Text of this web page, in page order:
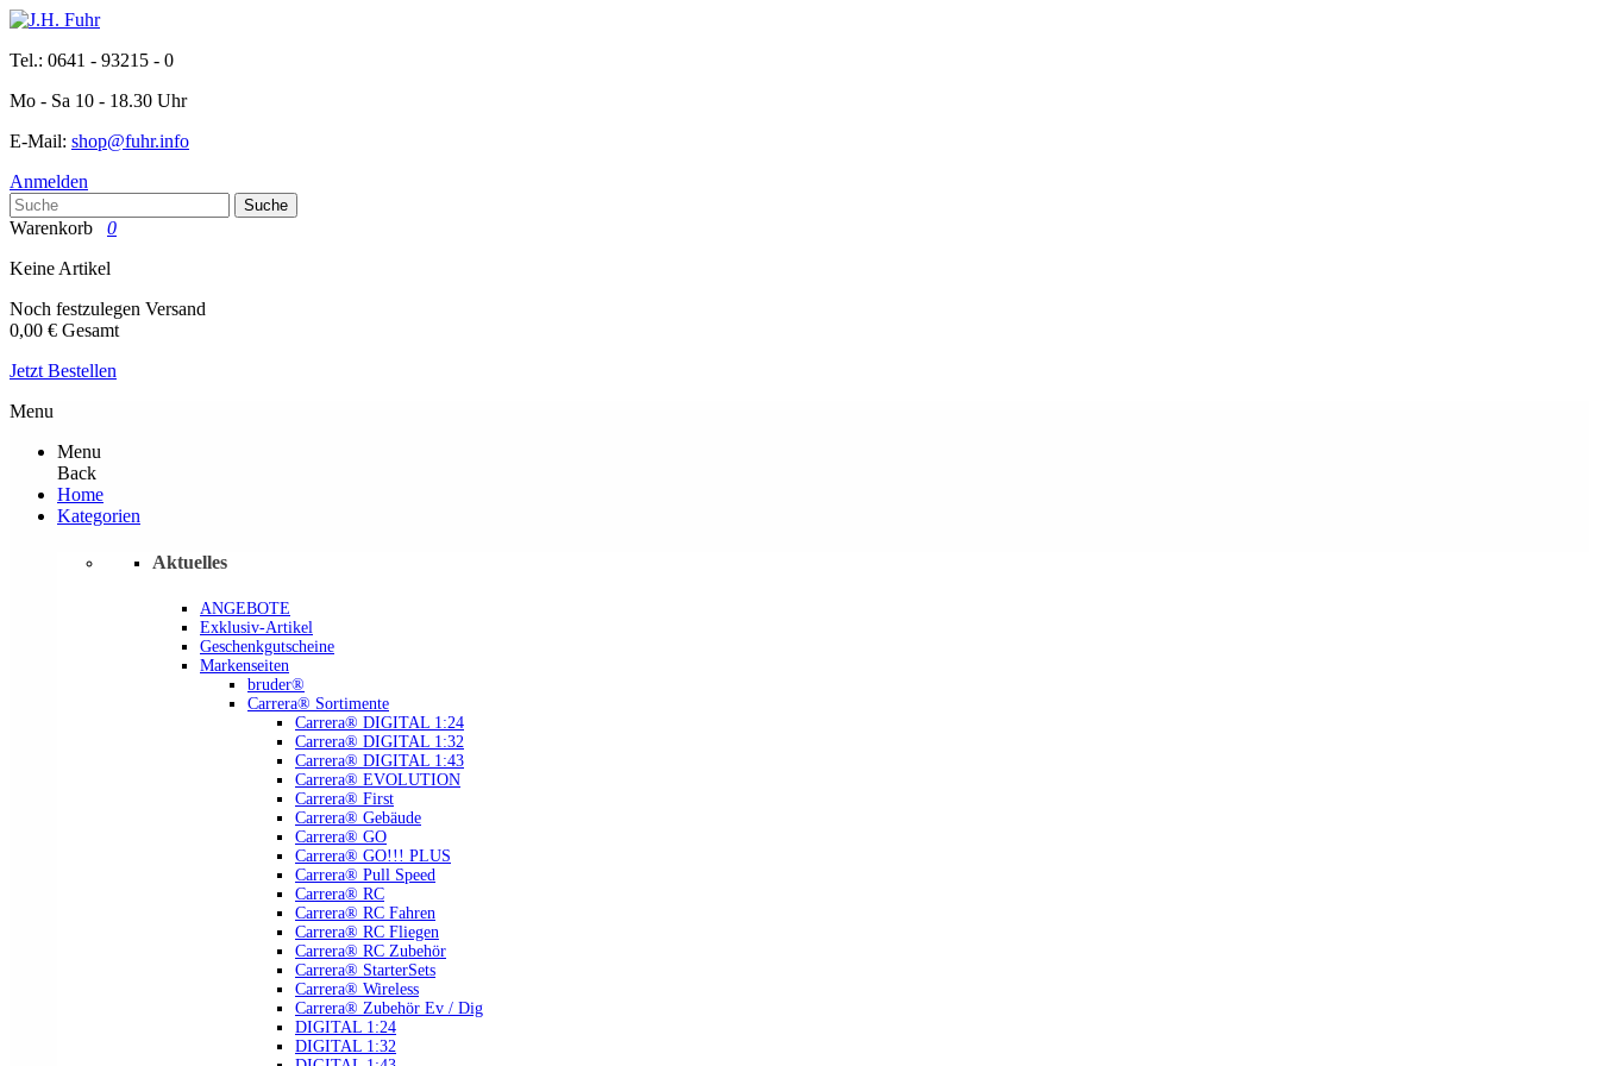
Tel.: 0641 - 93215 - 0
Mo - Sa 10 - 18.30 Uhr
E-Mail: shop@fuhr.info
Anmelden
Suche
Warenkorb
0
Keine Artikel
Noch festzulegen Versand
0,00 € Gesamt
Jetzt Bestellen
Menu
Menu
Back
Home
Kategorien
Aktuelles
ANGEBOTE
Exklusiv-Artikel
Geschenkgutscheine
Markenseiten
bruder®
Carrera® Sortimente
Carrera® DIGITAL 1:24
Carrera® DIGITAL 1:32
Carrera® DIGITAL 1:43
Carrera® EVOLUTION
Carrera® First
Carrera® Gebäude
Carrera® GO
Carrera® GO!!! PLUS
Carrera® Pull Speed
Carrera® RC
Carrera® RC Fahren
Carrera® RC Fliegen
Carrera® RC Zubehör
Carrera® StarterSets
Carrera® Wireless
Carrera® Zubehör Ev / Dig
DIGITAL 1:24
DIGITAL 1:32